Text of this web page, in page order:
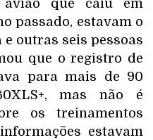
avião que caiu em
passado, estavam o
outras seis pessoas
que o registro de
para mais de 90
mas não é
os treinamentos
estavam